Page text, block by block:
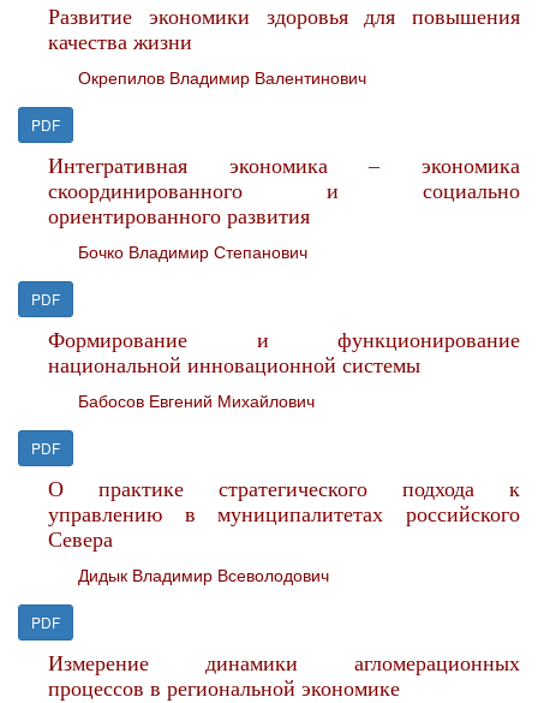
Развитие экономики здоровья для повышения
качества жизни
Окрепилов Владимир Валентинович
PDF
Интегративная экономика – экономика
скоординированного и социально
ориентированного развития
Бочко Владимир Степанович
PDF
Формирование и функционирование
национальной инновационной системы
Бабосов Евгений Михайлович
PDF
О практике стратегического подхода к
управлению в муниципалитетах российского
Севера
Дидык Владимир Всеволодович
PDF
Измерение динамики агломерационных
процессов в региональной экономике